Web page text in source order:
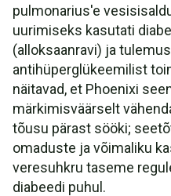
pulmonarius'e
uurimiseks kasutati
(alloksaanravi) ja
antihüperglükeemilist
näitavad, et Phoenixi
märkimisväärselt
tõusu pärast sööki;
omaduste ja võimaliku
veresuhkru taseme
diabeedi puhul.